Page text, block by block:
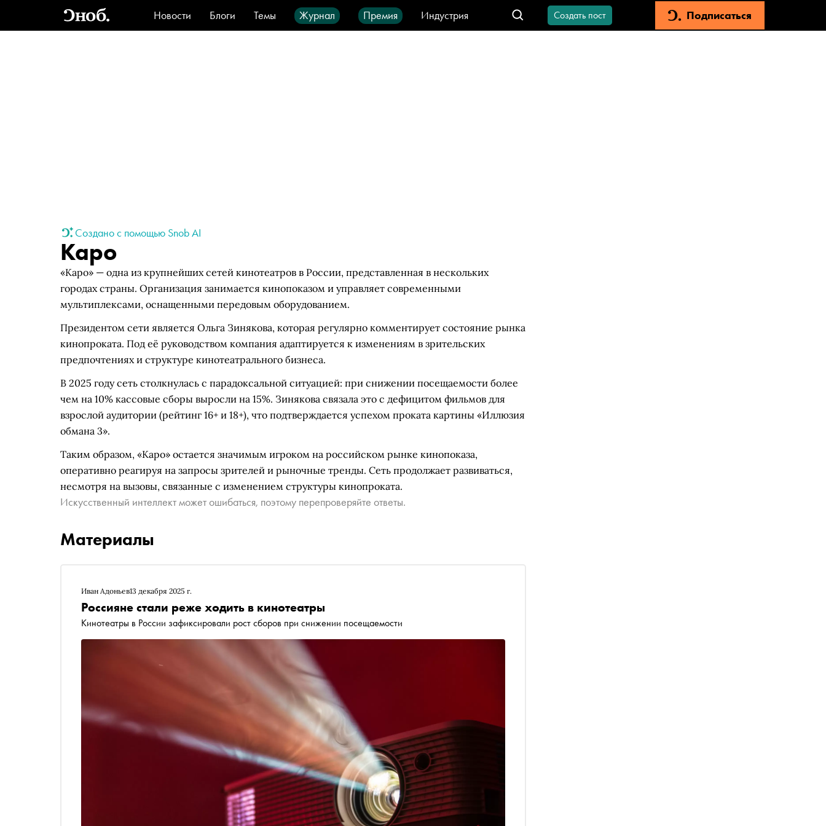
Новости Блоги Темы Журнал Премия
Индустрия
Стиль
Видео Город IT-продукты
Создать пост Подписаться
Создано с помощью Snob AI
Каро
«Каро» — одна из крупнейших сетей кинотеатров в России, представленная в нескольких
городах страны. Организация занимается кинопоказом и управляет современными
мультиплексами, оснащенными передовым оборудованием.
Президентом сети является Ольга Зинякова, которая регулярно комментирует состояние рынка
кинопроката. Под её руководством компания адаптируется к изменениям в зрительских
предпочтениях и структуре кинотеатрального бизнеса.
В 2025 году сеть столкнулась с парадоксальной ситуацией: при снижении посещаемости более
чем на 10% кассовые сборы выросли на 15%. Зинякова связала это с дефицитом фильмов для
взрослой аудитории (рейтинг 16+ и 18+), что подтверждается успехом проката картины «Иллюзия
обмана 3».
Таким образом, «Каро» остается значимым игроком на российском рынке кинопоказа,
оперативно реагируя на запросы зрителей и рыночные тренды. Сеть продолжает развиваться,
несмотря на вызовы, связанные с изменением структуры кинопроката.
Искусственный интеллект может ошибаться, поэтому перепроверяйте ответы.
Материалы
Иван Адоньев13 декабря 2025 г.
Россияне стали реже ходить в кинотеатры
Кинотеатры в России зафиксировали рост сборов при снижении посещаемости